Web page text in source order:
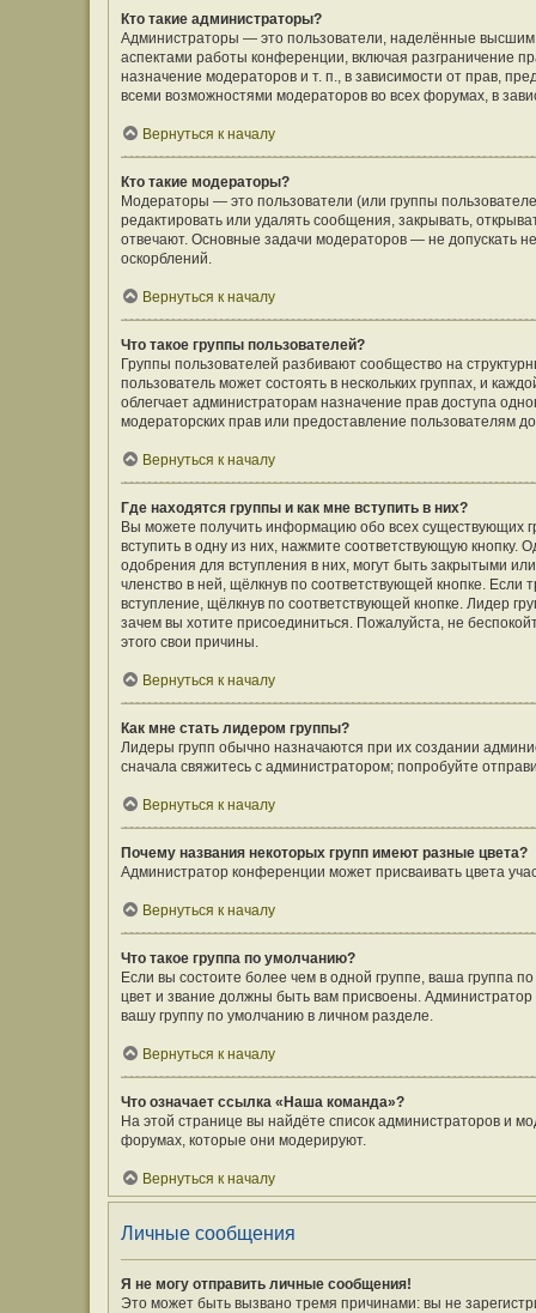
Кто такие администраторы?
Администраторы — это пользователи, наделённые
аспектами работы конференции, включая разграничение
назначение модераторов и т. п., в зависимости от прав,
всеми возможностями модераторов во всех форумах, в
Вернуться к началу
Кто такие модераторы?
Модераторы — это пользователи (или группы
редактировать или удалять сообщения, закрывать,
отвечают. Основные задачи модераторов — не допускать
оскорблений.
Вернуться к началу
Что такое группы пользователей?
Группы пользователей разбивают сообщество на
пользователь может состоять в нескольких группах, и
облегчает администраторам назначение прав доступа
модераторских прав или предоставление пользователям
Вернуться к началу
Где находятся группы и как мне вступить в них?
Вы можете получить информацию обо всех существующих
вступить в одну из них, нажмите соответствующую
одобрения для вступления в них, могут быть закрытыми
членство в ней, щёлкнув по соответствующей кнопке. Если
вступление, щёлкнув по соответствующей кнопке. Лидер
зачем вы хотите присоединиться. Пожалуйста, не
этого свои причины.
Вернуться к началу
Как мне стать лидером группы?
Лидеры групп обычно назначаются при их создании
сначала свяжитесь с администратором; попробуйте
Вернуться к началу
Почему названия некоторых групп имеют разные цвета?
Администратор конференции может присваивать цвета
Вернуться к началу
Что такое группа по умолчанию?
Если вы состоите более чем в одной группе, ваша группа
цвет и звание должны быть вам присвоены.
вашу группу по умолчанию в личном разделе.
Вернуться к началу
Что означает ссылка «Наша команда»?
На этой странице вы найдёте список администраторов и
форумах, которые они модерируют.
Вернуться к началу
Личные сообщения
Я не могу отправить личные сообщения!
Это может быть вызвано тремя причинами: вы не